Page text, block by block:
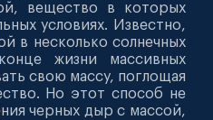
вещество в которых
условиях. Известно,
в несколько солнечных
жизни массивных
свою массу, поглощая
Но этот способ не
черных дыр с массой,